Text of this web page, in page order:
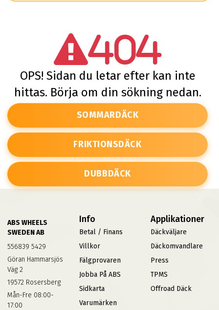
404
OPS! Sidan du letar efter kan inte
hittas. Börja om din sökning nedan.
SOMMARDÄCK
FRIKTIONSDÄCK
DUBBDÄCK
ABS WHEELS
SWEDEN AB
556839 5429
Göran Hammarsjös
Väg 2
19572 Rosersberg
Mån-Fre 08:00-
17:00
Info
Betal / Finans
Villkor
Fälgprovaren
Jobba På ABS
Sidkarta
Varumärken
Applikationer
Däckväljare
Däckomvandlare
Press
TPMS
Offroad Däck